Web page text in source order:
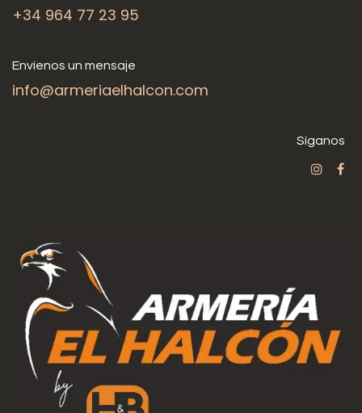
+34 964 77 23 95
Envíenos un mensaje
info@armeriaelhalcon.com
Síganos